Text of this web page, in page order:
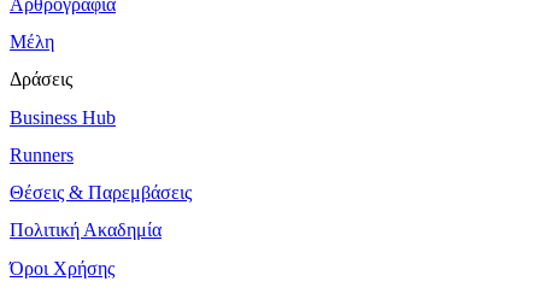
Μέλη
Δράσεις
Business Hub
Runners
Θέσεις & Παρεμβάσεις
Πολιτική Ακαδημία
Όροι Χρήσης